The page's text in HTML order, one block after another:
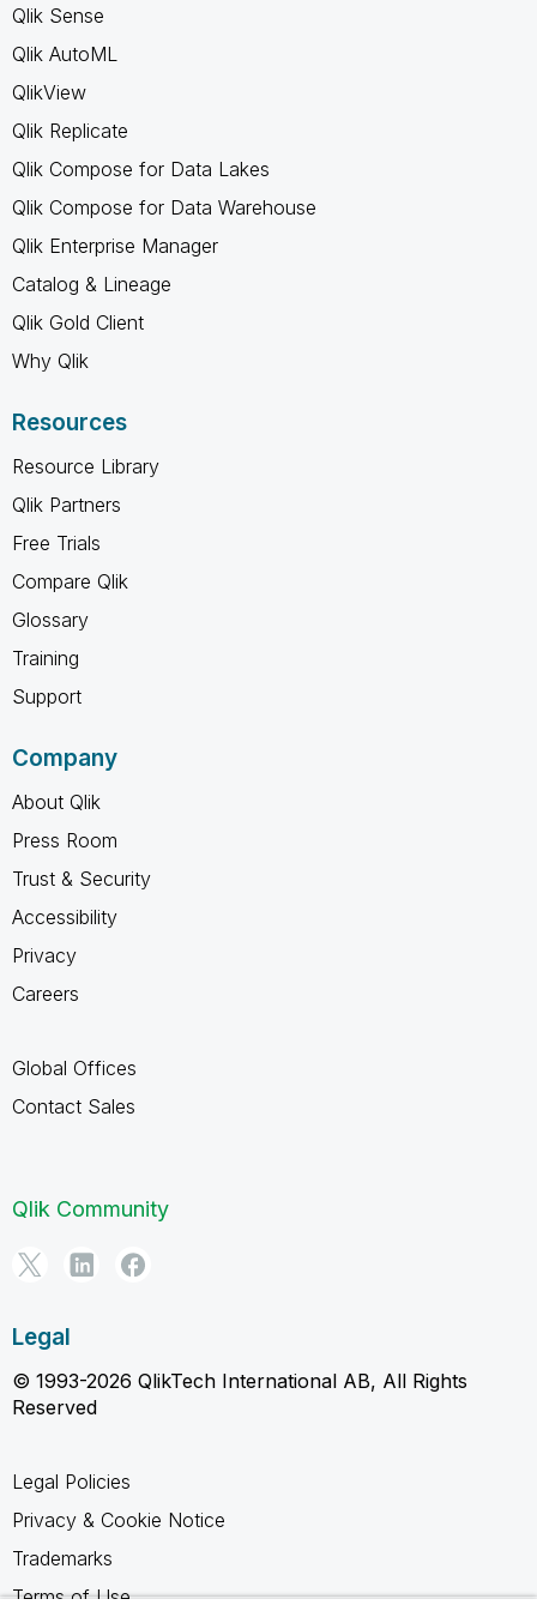
Qlik Sense
Qlik AutoML
QlikView
Qlik Replicate
Qlik Compose for Data Lakes
Qlik Compose for Data Warehouse
Qlik Enterprise Manager
Catalog & Lineage
Qlik Gold Client
Why Qlik
Resources
Resource Library
Qlik Partners
Free Trials
Compare Qlik
Glossary
Training
Support
Company
About Qlik
Press Room
Trust & Security
Accessibility
Privacy
Careers
Global Offices
Contact Sales
Qlik Community
Legal
© 1993-2026 QlikTech International AB, All Rights
Reserved
Legal Policies
Privacy & Cookie Notice
Trademarks
Terms of Use